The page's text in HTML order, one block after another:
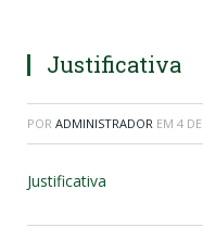
Justificativa
POR ADMINISTRADOR EM 4
Justificativa